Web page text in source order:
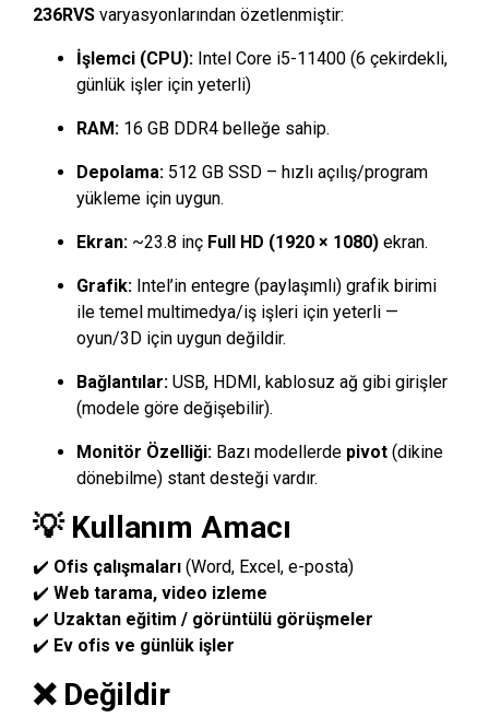
236RVS varyasyonlarından özetlenmiştir:
İşlemci (CPU): Intel Core i5-11400 (6 çekirdekli,
günlük işler için yeterli)
RAM: 16 GB DDR4 belleğe sahip.
Depolama: 512 GB SSD – hızlı açılış/program
yükleme için uygun.
Ekran: ~23.8 inç Full HD (1920 × 1080) ekran.
Grafik: Intel’in entegre (paylaşımlı) grafik birimi
ile temel multimedya/iş işleri için yeterli —
oyun/3D için uygun değildir.
Bağlantılar: USB, HDMI, kablosuz ağ gibi girişler
(modele göre değişebilir).
Monitör Özelliği: Bazı modellerde pivot (dikine
dönebilme) stant desteği vardır.
💡 Kullanım Amacı
✔️ Ofis çalışmaları (Word, Excel, e-posta)
✔️ Web tarama, video izleme
✔️ Uzaktan eğitim / görüntülü görüşmeler
✔️ Ev ofis ve günlük işler
❌ Değildir